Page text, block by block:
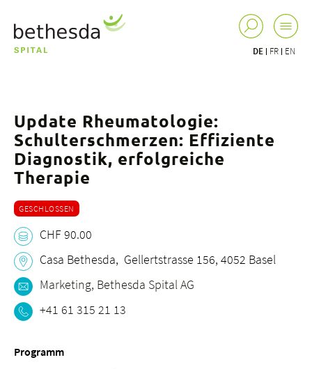
DE FR EN
Update Rheumatologie:
Schulterschmerzen: Effiziente
Diagnostik, erfolgreiche
Therapie
GESCHLOSSEN
CHF 90.00
Casa Bethesda, Gellertstrasse 156, 4052 Basel
Marketing, Bethesda Spital AG
+41 61 315 21 13
Programm